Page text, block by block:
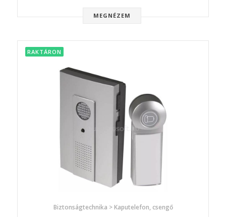
MEGNÉZEM
RAKTÁRON
Biztonságtechnika > Kaputelefon, csengő